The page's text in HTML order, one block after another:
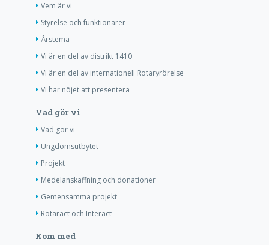
Vem är vi
Styrelse och funktionärer
Årstema
Vi är en del av distrikt 1410
Vi är en del av internationell Rotaryrörelse
Vi har nöjet att presentera
Vad gör vi
Vad gör vi
Ungdomsutbytet
Projekt
Medelanskaffning och donationer
Gemensamma projekt
Rotaract och Interact
Kom med